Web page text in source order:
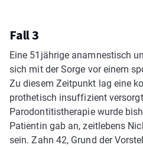
Fall 3
Eine 51­jährige anamnestisch
sich mit der Sorge vor einem
Zu diesem Zeitpunkt lag eine
prothetisch insuffizient
Parodontitistherapie wurde
Patientin gab an, zeitlebens
sein. Zahn 42, Grund der